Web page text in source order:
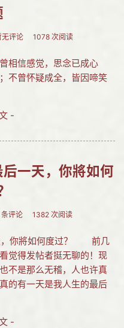
无评论 1078 次阅读
相信感觉，思念已成心
不曾怀疑成全，皆因啼笑
-
一天，你將如何
条评论 1382 次阅读
你將如何度过？ 前几
觉得发帖者挺无聊的！现
不是那么无稽，人也许真
的有一天是我人生的最后
-